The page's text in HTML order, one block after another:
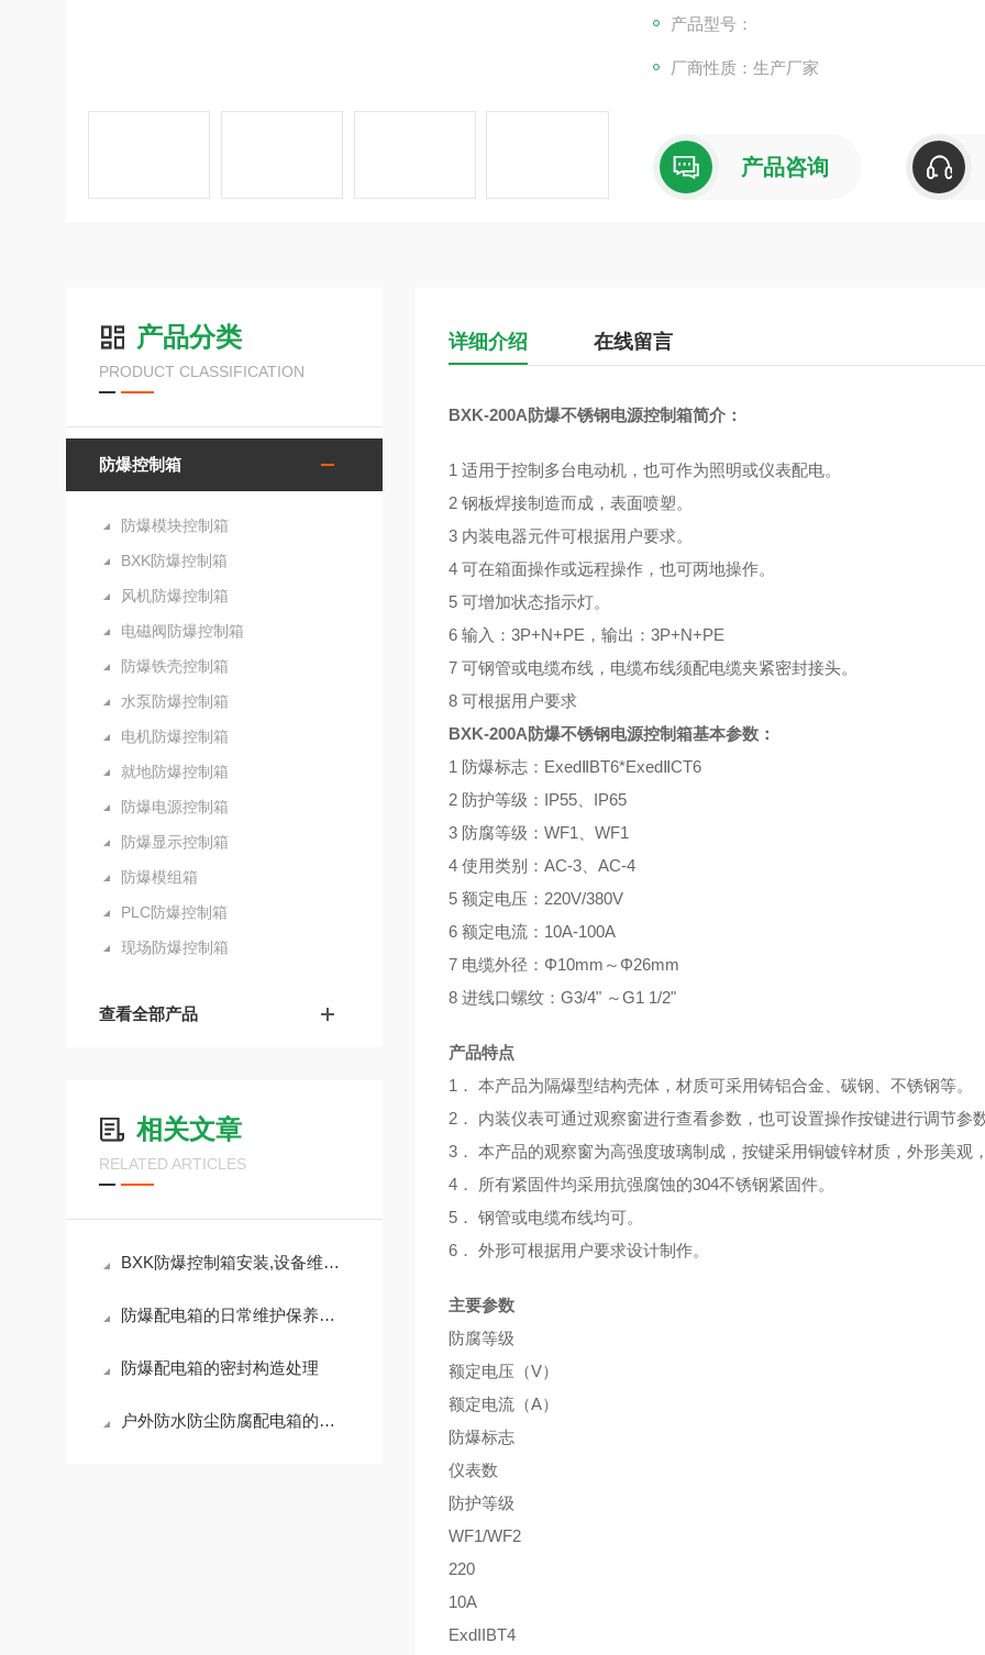
而定。
产品型号：
厂商性质：生产厂家
产品咨询
产品分类
PRODUCT CLASSIFICATION
防爆控制箱
防爆模块控制箱
BXK防爆控制箱
风机防爆控制箱
电磁阀防爆控制箱
防爆铁壳控制箱
水泵防爆控制箱
电机防爆控制箱
就地防爆控制箱
防爆电源控制箱
防爆显示控制箱
防爆模组箱
PLC防爆控制箱
现场防爆控制箱
查看全部产品
相关文章
RELATED ARTICLES
BXK防爆控制箱安装,设备维护说明
防爆配电箱的日常维护保养工作
防爆配电箱的密封构造处理
户外防水防尘防腐配电箱的概念
详细介绍 在线留言
BXK-200A防爆不锈钢电源控制箱简介：
1 适用于控制多台电动机，也可作为照明或仪表配电。
2 钢板焊接制造而成，表面喷塑。
3 内装电器元件可根据用户要求。
4 可在箱面操作或远程操作，也可两地操作。
5 可增加状态指示灯。
6 输入：3P+N+PE，输出：3P+N+PE
7 可钢管或电缆布线，电缆布线须配电缆夹紧密封接头。
8 可根据用户要求
BXK-200A防爆不锈钢电源控制箱基本参数：
1 防爆标志：ExedⅡBT6*ExedⅡCT6
2 防护等级：IP55、IP65
3 防腐等级：WF1、WF1
4 使用类别：AC-3、AC-4
5 额定电压：220V/380V
6 额定电流：10A-100A
7 电缆外径：Φ10mm～Φ26mm
8 进线口螺纹：G3/4" ～G1 1/2"
产品特点
1． 本产品为隔爆型结构壳体，材质可采用铸铝合金、碳钢、不锈钢等。
2． 内装仪表可通过观察窗进行查看参数，也可设置操作按键进行调节参
3． 本产品的观察窗为高强度玻璃制成，按键采用铜镀锌材质，外形美观
4． 所有紧固件均采用抗强腐蚀的304不锈钢紧固件。
5． 钢管或电缆布线均可。
6． 外形可根据用户要求设计制作。
主要参数
防腐等级
额定电压（V）
额定电流（A）
防爆标志
仪表数
防护等级
WF1/WF2
220
10A
ExdIIBT4